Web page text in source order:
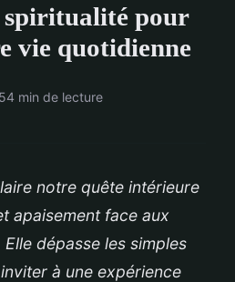
pour
vie quotidienne
4 min de lecture
notre quête intérieure
apaisement face aux
dépasse les simples
à une expérience